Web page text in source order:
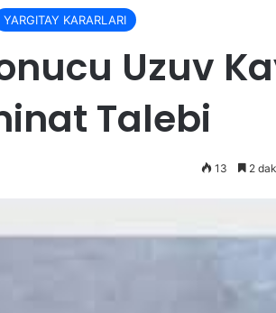
YARGITAY KARARLARI
Uzuv
Talebi
13 2